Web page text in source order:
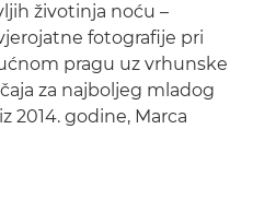
životinja noću –
fotografije pri
pragu uz vrhunske
za najboljeg mladog
2014. godine, Marca